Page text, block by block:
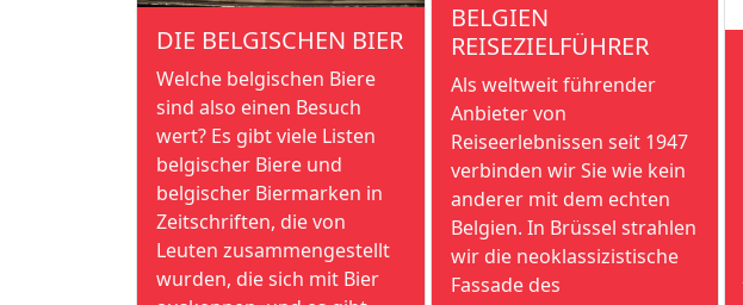
DIE BELGISCHEN BIER
Welche belgischen Biere
sind also einen Besuch
wert? Es gibt viele Listen
belgischer Biere und
belgischer Biermarken in
Zeitschriften, die von
Leuten zusammengestellt
wurden, die sich mit Bier
BELGIEN
REISEZIELFÜHRER
Als weltweit führender
Anbieter von
Reiseerlebnissen seit 1947
verbinden wir Sie wie kein
anderer mit dem echten
Belgien. In Brüssel strahlen
wir die neoklassizistische
Fassade des